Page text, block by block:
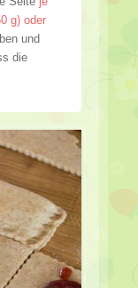
g) oder
und
die